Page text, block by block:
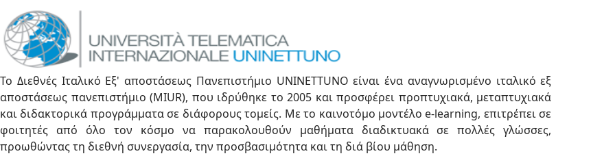
Το Διεθνές Ιταλικό Εξ' αποστάσεως Πανεπιστήμιο UNINETTUNO είναι ένα αναγνωρισμένο ιταλικό εξ
αποστάσεως πανεπιστήμιο (MIUR), που ιδρύθηκε το 2005 και προσφέρει προπτυχιακά, μεταπτυχιακά
και διδακτορικά προγράμματα σε διάφορους τομείς. Με το καινοτόμο μοντέλο e-learning, επιτρέπει σε
φοιτητές από όλο τον κόσμο να παρακολουθούν μαθήματα διαδικτυακά σε πολλές γλώσσες,
προωθώντας τη διεθνή συνεργασία, την προσβασιμότητα και τη διά βίου μάθηση.